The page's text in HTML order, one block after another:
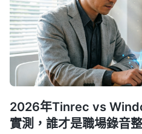
2026年Tinrec vs
實測，誰才是職場錄音